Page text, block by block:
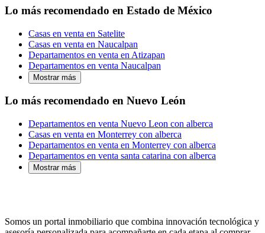
Lo más recomendado en Estado de México
Casas en venta en Satelite
Casas en venta en Naucalpan
Departamentos en venta en Atizapan
Departamentos en venta Naucalpan
Mostrar más
Lo más recomendado en Nuevo León
Departamentos en venta Nuevo Leon con alberca
Casas en venta en Monterrey con alberca
Departamentos en venta en Monterrey con alberca
Departamentos en venta santa catarina con alberca
Mostrar más
Somos un portal inmobiliario que combina innovación tecnológica y